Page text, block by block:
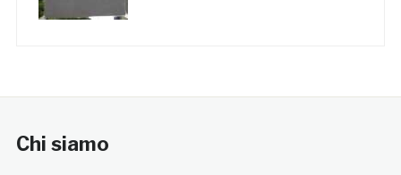
Chi siamo